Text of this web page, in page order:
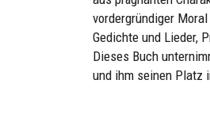
vordergründiger
Gedichte und Lieder,
Dieses Buch
und ihm seinen Platz